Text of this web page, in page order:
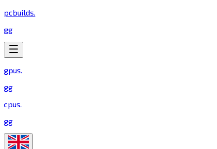
pcbuilds.
gg
gpus.
gg
cpus.
gg